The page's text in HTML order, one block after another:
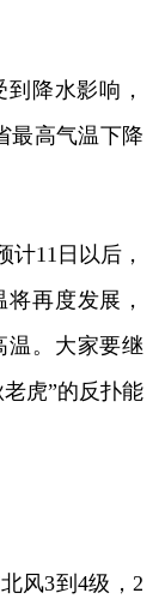
降水影响，
最高气温下降
计11日以后，
再度发展，
温。大家要继
虎”的反扑能
风3到4级，2